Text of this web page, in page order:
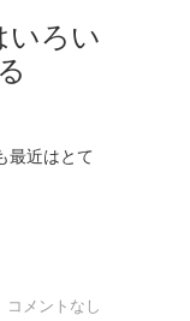
いろい
最近はとて
コメントなし